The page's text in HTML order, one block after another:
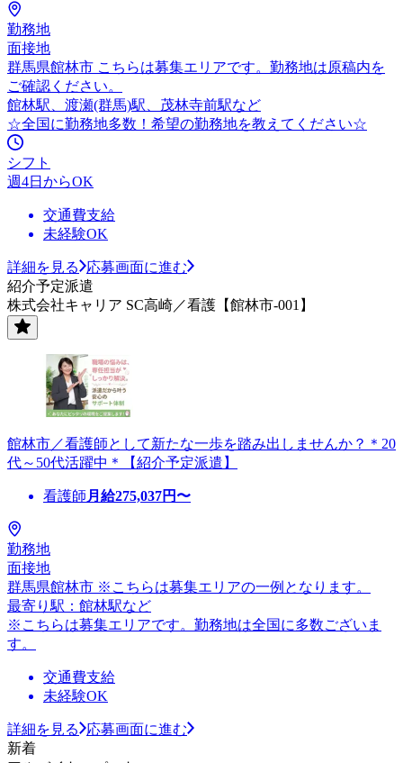
勤務地
面接地
群馬県館林市 こちらは募集エリアです。勤務地は原稿内を
ご確認ください。
館林駅、渡瀬(群馬)駅、茂林寺前駅など
☆全国に勤務地多数！希望の勤務地を教えてください☆
シフト
週4日からOK
交通費支給
未経験OK
詳細を見る
応募画面に進む
紹介予定派遣
株式会社キャリア SC高崎／看護【館林市-001】
館林市／看護師として新たな一歩を踏み出しませんか？＊20
代～50代活躍中＊【紹介予定派遣】
看護師 月給275,037円〜
勤務地
面接地
群馬県館林市 ※こちらは募集エリアの一例となります。
最寄り駅：館林駅など
※こちらは募集エリアです。勤務地は全国に多数ございま
す。
交通費支給
未経験OK
詳細を見る
応募画面に進む
新着